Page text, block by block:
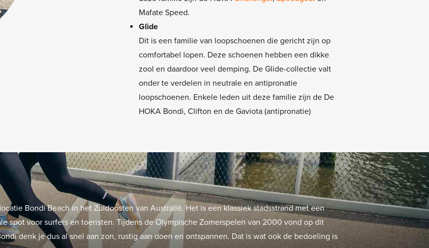
Mafate Speed.
Glide
Dit is een familie van loopschoenen die gericht zijn op
comfortabel lopen. Deze schoenen hebben een dikke
zool en daardoor veel demping. De Glide-collectie valt
onder te verdelen in neutrale en antipronatie
loopschoenen. Enkele leden uit deze familie zijn de De
HOKA Bondi, Clifton en de Gaviota (antipronatie)
Bondi Beach in het Zuidoosten van Australië. Het is een klassiek stadsstrand met een
spot voor surfers en toeristen. Tijdens de Olympische Zomerspelen van 2000 vond op dit
denk je dus al snel aan zon, rustig aan doen en ontspannen. Dat is wat ook de bedoeling is